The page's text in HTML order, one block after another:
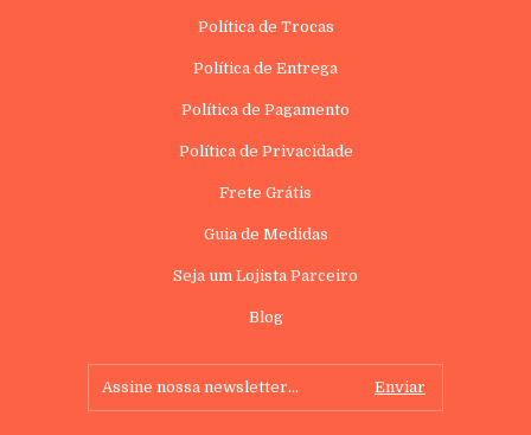
Política de Trocas
Política de Entrega
Política de Pagamento
Política de Privacidade
Frete Grátis
Guia de Medidas
Seja um Lojista Parceiro
Blog